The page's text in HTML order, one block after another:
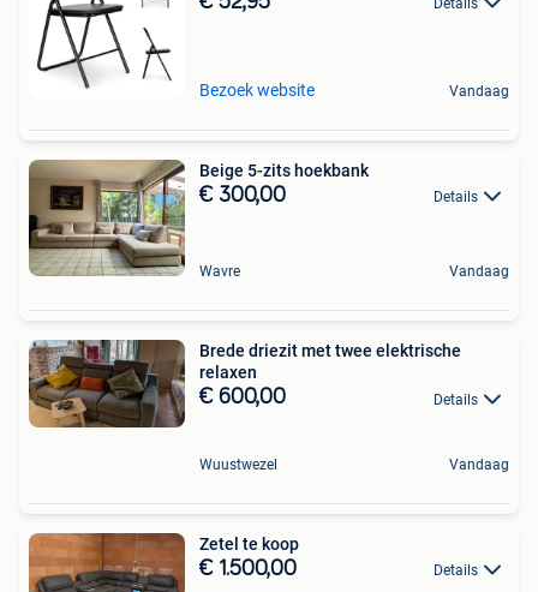
Bezoek website Vandaag
Beige 5-zits hoekbank
€ 300,00 Details
Wavre Vandaag
Brede driezit met twee elektrische
relaxen
€ 600,00 Details
Wuustwezel Vandaag
Zetel te koop
€ 1.500,00 Details